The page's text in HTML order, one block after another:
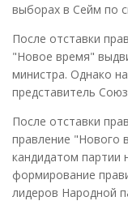
выборах в Сейм по
После отставки
"Новое время"
министра. Однако
представитель
После отставки
правление "Нового
кандидатом партии
формирование
лидеров Народной